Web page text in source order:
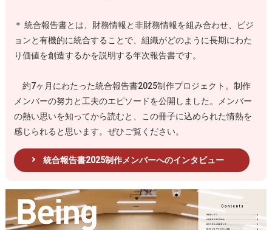
＊ 統合報告書とは、財務情報と非財務情報を組み合わせ、ビジ
ョンと有機的に統合することで、組織がどのように長期にわた
り価値を創造するかを説明する年次報告書です。
約7ヶ月にわたった統合報告書2025制作プロジェクト。制作
メンバーの努力と工夫のエピソードを公開しました。メンバー
の熱い思いを知ってから読むと、この冊子に込められた情熱を
感じられると思います。ぜひご覧ください。
統合報告書2025制作メンバーへのインタビュー